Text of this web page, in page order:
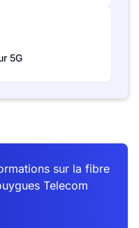
5G
sur la fibre
Telecom